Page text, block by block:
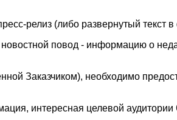
релиз (либо развернутый текст
повод - информацию о
Заказчиком), необходимо
интересная целевой аудитории